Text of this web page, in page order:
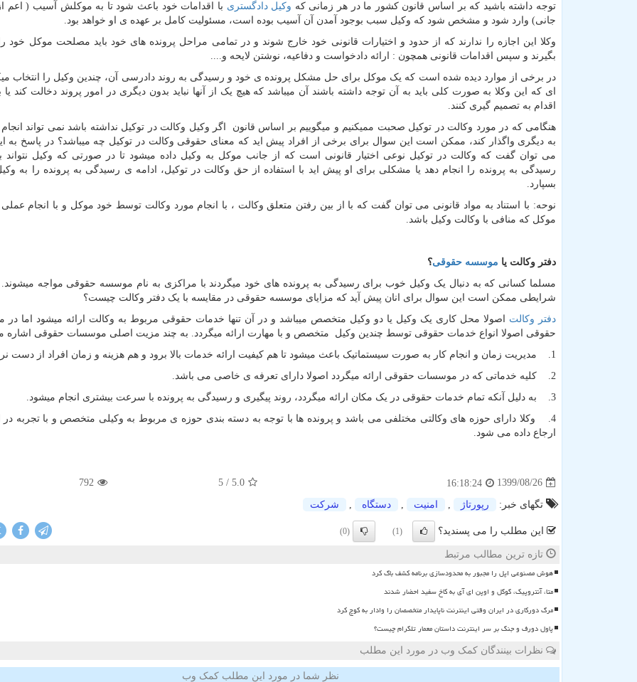
توجه داشته باشید که بر اساس قانون کشور ما در هر زمانی که وکیل دادگستری با اقدامات خود باعث شود تا به موکلش آسیب ( اعم
جانی) وارد شود و مشخص شود که وکیل سبب بوجود آمدن آن آسیب بوده است، مسئولیت کامل بر عهده ی او خواهد بود.
وکلا این اجازه را ندارند که از حدود و اختیارات قانونی خود خارج شوند و در تمامی مراحل پرونده های خود باید مصلحت موکل خود
بگیرند و سپس اقدامات قانونی همچون : ارائه دادخواست و دفاعیه، نوشتن لایحه و....
در برخی از موارد دیده شده است که یک موکل برای حل مشکل پرونده ی خود و رسیدگی به روند دادرسی آن، چندین وکیل را انتخاب
ای که این وکلا به صورت کلی باید به آن توجه داشته باشند آن میباشد که هیچ یک از آنها نباید بدون دیگری در امور پروند دخالت کند یا
اقدام به تصمیم گیری کنند.
هنگامی که در مورد وکالت در توکیل صحبت ممیکنیم و میگوییم بر اساس قانون اگر وکیل وکالت در توکیل نداشته باشد نمی تواند انجام
به دیگری واگذار کند، ممکن است این سوال برای برخی از افراد پیش اید که معنای حقوقی وکالت در توکیل چه میباشد؟ در پاسخ به
می توان گفت که وکالت در توکیل نوعی اختیار قانونی است که از جانب موکل به وکیل داده میشود تا در صورتی که وکیل نتواند
رسیدگی به پرونده را انجام دهد یا مشکلی برای او پیش اید با استفاده از حق وکالت در توکیل، ادامه ی رسیدگی به پرونده را به
بسپارد.
نوحه: با استناد به مواد قانونی می توان گفت که با از بین رفتن متعلق وکالت ، با انجام مورد وکالت توسط خود موکل و با انجام
موکل که منافی با وکالت وکیل باشد.
دفتر وکالت یا موسسه حقوقی؟
مسلما کسانی که به دنبال یک وکیل خوب برای رسیدگی به پرونده های خود میگردند با مراکزی به نام موسسه حقوقی مواجه میشوند.
شرایطی ممکن است این سوال برای انان پیش آید که مزایای موسسه حقوقی در مقایسه با یک دفتر وکالت چیست؟
دفتر وکالت اصولا محل کاری یک وکیل یا دو وکیل متخصص میباشد و در آن تنها خدمات حقوقی مربوط به وکالت ارائه میشود اما
حقوقی اصولا انواع خدمات حقوقی توسط چندین وکیل متخصص و با مهارت ارائه میگردد. به چند مزیت اصلی موسسات حقوقی اشاره
1. مدیریت زمان و انجام کار به صورت سیستماتیک باعث میشود تا هم کیفیت ارائه خدمات بالا برود و هم هزینه و زمان افراد از دست نرود.
2. کلیه خدماتی که در موسسات حقوقی ارائه میگردد اصولا دارای تعرفه ی خاصی می باشد.
3. به دلیل آنکه تمام خدمات حقوقی در یک مکان ارائه میگردد، روند پیگیری و رسیدگی به پرونده با سرعت بیشتری انجام میشود.
4. وکلا دارای حوزه های وکالتی مختلفی می باشد و پرونده ها با توجه به دسته بندی حوزه ی مربوط به وکیلی متخصص و با تجربه در
ارجاع داده می شود.
1399/08/26
16:18:24
5.0
/ 5
792
تگهای خبر: رپورتاژ امنیت دستگاه شركت
این مطلب را می پسندید؟ (1)
(0)
تازه ترین مطالب مرتبط
هوش مصنوعی اپل را مجبور به محدودسازی برنامه کشف باگ کرد
متا، آنتروپیک، گوگل و اوپن ای آی به کاخ سفید احضار شدند
مرگ دورکاری در ایران وقتی اینترنت ناپایدار متخصصان را وادار به کوچ کرد
پاول دورف و جنگ بر سر اینترنت داستان معمار تلگرام چیست؟
نظرات بینندگان کمک وب در مورد این مطلب
نظر شما در مورد این مطلب کمک وب